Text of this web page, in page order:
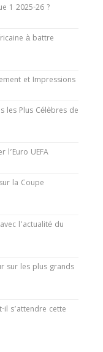
de football
1 2025-26 ?
à battre
et Impressions
les Plus Célèbres de
l’Euro UEFA
la Coupe
l’actualité du
sur les plus grands
s’attendre cette